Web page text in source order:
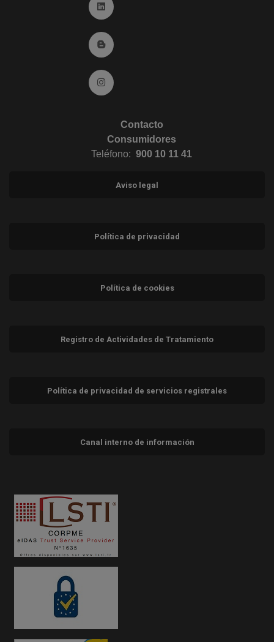
Ir a Linkedin (abre en ventana nueva)
Ir al Blog (abre en ventana nueva)
Ir a Instagram (abre en ventana nueva)
Contacto
Consumidores
Teléfono: 900 10 11 41
Aviso legal
Política de privacidad
Política de cookies
Registro de Actividades de Tratamiento
Política de privacidad de servicios registrales
Canal interno de información